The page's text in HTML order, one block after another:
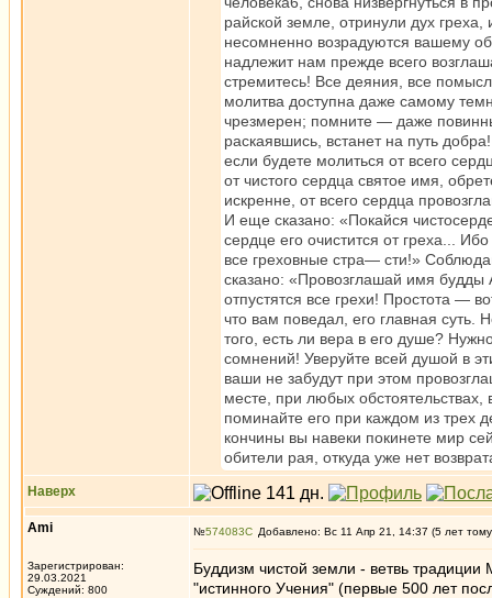
райской земле, отринули дух
несомненно возрадуются вашему
надлежит нам прежде всего
стремитесь! Все деяния, все
молитва доступна даже самому
чрезмерен; помните — даже
раскаявшись, встанет на путь
если будете молиться от всего
от чистого сердца святое имя,
искренне, от всего сердца
И еще сказано: «Покайся
сердце его очистится от греха...
все греховные стра— сти!»
сказано: «Провозглашай имя
отпустятся все грехи! Простота —
что вам поведал, его главная суть.
того, есть ли вера в его душе?
сомнений! Уверуйте всей душой в
ваши не забудут при этом
месте, при любых
поминайте его при каждом из трех
кончины вы навеки покинете мир
обители рая, откуда уже нет
Наверх
Ami
Зарегистрирован:
29.03.2021
Суждений: 800
№574083 Добавлено: Вс 11 Апр 21, 14:37 (5 лет
Буддизм чистой земли - ветвь
"истинного Учения" (первые 500 лет